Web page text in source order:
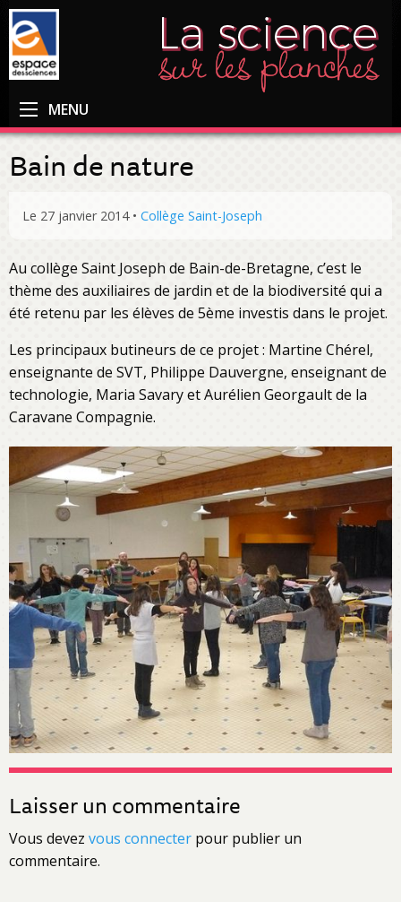
MENU
Bain de nature
Le 27 janvier 2014 • Collège Saint-Joseph
Au collège Saint Joseph de Bain-de-Bretagne, c’est le
thème des auxiliaires de jardin et de la biodiversité qui a
été retenu par les élèves de 5ème investis dans le projet.
Les principaux butineurs de ce projet : Martine Chérel,
enseignante de SVT, Philippe Dauvergne, enseignant de
technologie, Maria Savary et Aurélien Georgault de la
Caravane Compagnie.
Laisser un commentaire
Vous devez vous connecter pour publier un
commentaire.